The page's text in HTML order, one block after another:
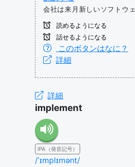
会社は来月新しいソフトウ
読めるようになる
話せるようになる
このボタンはなに？
詳細
詳細
implement
IPA（発音記号）
/ˈɪmplɪmənt/